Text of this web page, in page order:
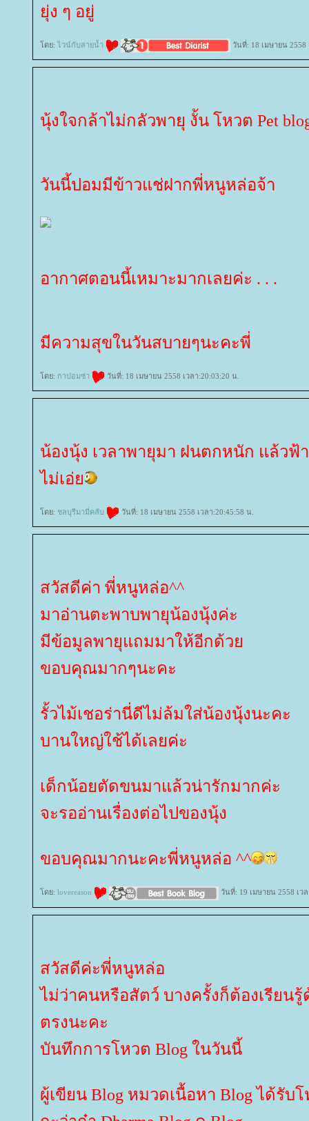
ุ่ง ๆ อยู่
ดย:ไวน์กับสายน้ำ วันที่: 18 เมษายน 2558
นุ้งใจกล้าไม่กลัวพายุ งั้น โหวต Pet
วันนี้ปอมมีข้าวแช่ฝากพี่หนูหล่อจ้า
อากาศตอนนี้เหมาะมากเลยค่ะ . . .
มีความสุขในวันสบายๆนะคะพี่
ดย: กาปอมซ่า วันที่: 18 เมษายน 2558 เวลา:20:03:20 น.
น้องนุ้ง เวลาพายุมา ฝนตกหนัก แล้วฟ้
ไม่เอ่
ดย: ชลบุรีมามี่คลับ วันที่: 18 เมษายน 2558 เวลา:20:45:58 น.
สวัสดีค่า พี่หนูหล่อ^^
มาอ่านตะพาบพายุน้องนุ้งค่ะ
มีข้อมูลพายุแถมมาให้อีกด้ว
ขอบคุณมากๆนะคะ
รั้วไม้เชอร่านี่ดีไม่ล้มใส่น้องนุ้งนะคะ
บานใหญ่ใช้ได้เลยค่ะ
เด็กน้อยตัดขนมาแล้วน่ารักมากค่ะ
จะรออ่านเรื่องต่อไปของนุ้ง
ขอบคุณมากนะคะพี่หนูหล่อ ^^
ดย: lovereason วันที่: 19 เมษายน 2558 เว
สวัสดีค่ะพี่หนูหล่อ
ไม่ว่าคนหรือสัตว์ บางครั้งก็ต้องเรียน
ตรงนะคะ
บันทึกการโหวต Blog ในวันนี้
ผู้เขียน Blog หมวดเนื้อหา Blog ได้รับ